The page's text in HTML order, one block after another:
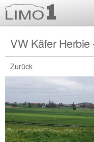
VW Käfer Herbie
Zurück